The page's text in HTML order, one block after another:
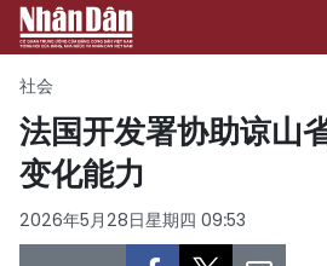
政治
社会
法国开发署协助谅山
变化能力
2026年5月28日星期四 09:53